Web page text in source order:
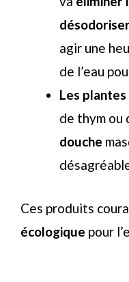
agir une
de l’eau
Les
de thym ou
douche
Ces produits
écologique pour